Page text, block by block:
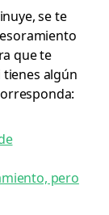
se te
que te
tienes algún
pero